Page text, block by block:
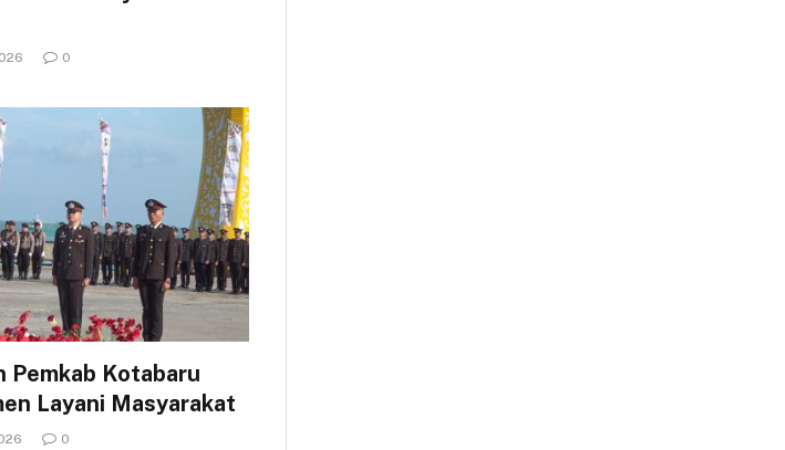
0
Pemkab Kotabaru
Layani Masyarakat
0